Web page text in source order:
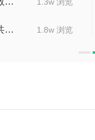
方可共同拥有吗